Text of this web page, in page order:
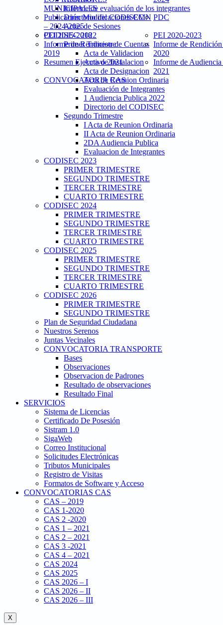
MUNICIPALES
Publicación Modificaciones CMN
– 2024-2025
PDC
PEI 2015-2018
PEI 2020-2023
Informe de Rendicion de Cuentas
2019
Informe de Rendición
2020
Resumen Ejecutivo 2021
Informe de
2021
CONVOCATORIA CAS
Informe de evaluación de los integrantes
Directorio del CODISEC
Actas de Sesiones
CODISEC 2022
Primer Trimestre
Acta de Validacion
Acta de Instalacion
Acta de Designacion
Acta de Reunion Ordinaria
Evaluación de Integrantes
1 Audiencia Publica 2022
Directorio del CODISEC
Segundo Trimestre
I Acta de Reunion Ordinaria
II Acta de Reunion Ordinaria
2DA Audiencia Publica
Evaluacion de Integrantes
CODISEC 2023
PRIMER TRIMESTRE
SEGUNDO TRIMESTRE
TERCER TRIMESTRE
CUARTO TRIMESTRE
CODISEC 2024
PRIMER TRIMESTRE
SEGUNDO TRIMESTRE
TERCER TRIMESTRE
CUARTO TRIMESTRE
CODISEC 2025
PRIMER TRIMESTRE
SEGUNDO TRIMESTRE
TERCER TRIMESTRE
CUARTO TRIMESTRE
CODISEC 2026
PRIMER TRIMESTRE
SEGUNDO TRIMESTRE
Plan de Seguridad Ciudadana
Nuestros Serenos
Juntas Vecinales
CONVOCATORIA TRANSPORTE
Bases
Observaciones
Observacion de Padrones
Resultado de observaciones
Resultado Final
SERVICIOS
Sistema de Licencias
Certificado De Posesión
Sistram 1.0
SigaWeb
Correo Institucional
Solicitudes Electrónicas
Tributos Municipales
Registro de Visitas
Formatos de Software y Acceso
CONVOCATORIAS CAS
CAS – 2019
CAS 1-2020
CAS 2 -2020
CAS 1 – 2021
CAS 2 – 2021
CAS 3 -2021
CAS 4 – 2021
CAS 2024
CAS 2025
CAS 2026 – I
CAS 2026 – II
CAS 2026 – III
X